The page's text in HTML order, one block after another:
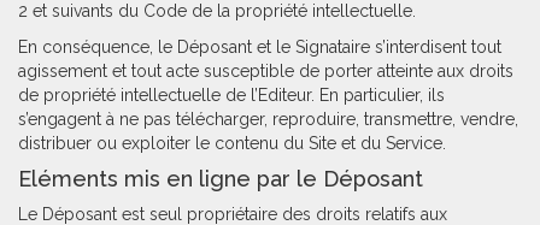
2 et suivants du Code de la propriété intellectuelle.
En conséquence, le Déposant et le Signataire s’interdisent tout
agissement et tout acte susceptible de porter atteinte aux droits
de propriété intellectuelle de l’Editeur. En particulier, ils
s’engagent à ne pas télécharger, reproduire, transmettre, vendre,
distribuer ou exploiter le contenu du Site et du Service.
Eléments mis en ligne par le Déposant
Le Déposant est seul propriétaire des droits relatifs aux